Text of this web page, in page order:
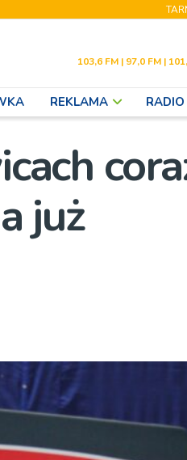
103,6 FM | 97,0 FM |
REKLAMA RADIO
już